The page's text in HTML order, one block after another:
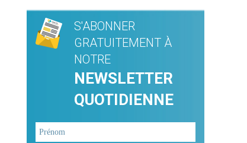
S'ABONNER
GRATUITEMENT À
NOTRE
NEWSLETTER
QUOTIDIENNE